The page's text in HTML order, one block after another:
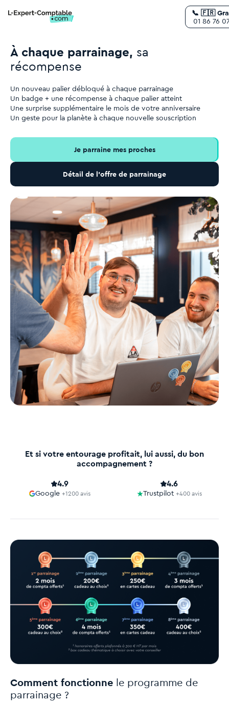
📞 🇫🇷
01 86 76
À chaque parrainage, sa
récompense
Un nouveau palier débloqué à chaque parrainage
Un badge + une récompense à chaque palier atteint
Une surprise supplémentaire le mois de votre anniversaire
Un geste pour la planète à chaque nouvelle souscription
Je parraine mes proches
Détail de l’offre de parrainage
Et si votre entourage profitait, lui aussi, du bon
accompagnement ?
4.9
Google +1200 avis
4.6
Trustpilot +400 avis
Comment fonctionne le programme de
parrainage ?